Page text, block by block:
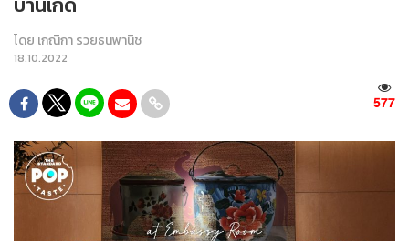
โดย เกณิกา รวยธนพานิช
18.10.2022
577